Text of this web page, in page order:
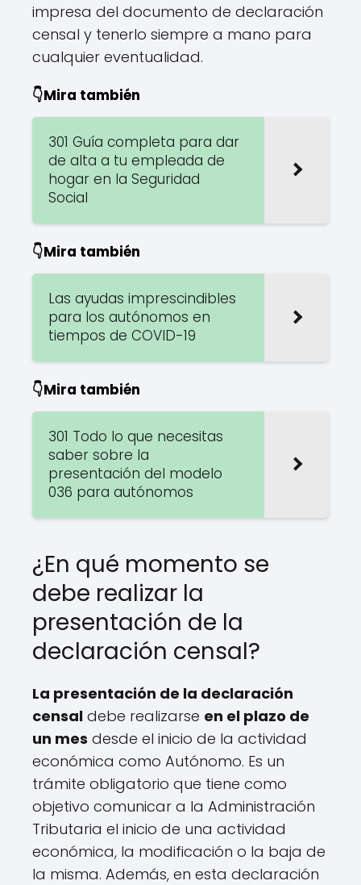
impresa del documento de declaración
censal y tenerlo siempre a mano para
cualquier eventualidad.
👇Mira también
301 Guía completa para dar
de alta a tu empleada de
hogar en la Seguridad
Social
👇Mira también
Las ayudas imprescindibles
para los autónomos en
tiempos de COVID-19
👇Mira también
301 Todo lo que necesitas
saber sobre la
presentación del modelo
036 para autónomos
¿En qué momento se
debe realizar la
presentación de la
declaración censal?
La presentación de la declaración
censal debe realizarse en el plazo de
un mes desde el inicio de la actividad
económica como Autónomo. Es un
trámite obligatorio que tiene como
objetivo comunicar a la Administración
Tributaria el inicio de una actividad
económica, la modificación o la baja de
la misma. Además, en esta declaración